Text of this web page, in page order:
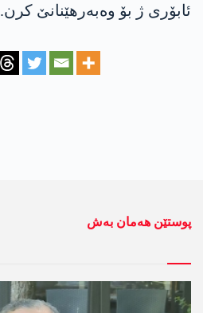
ئابۆری ژ بۆ وەبەرھێنانێ کرن.
پوستێن ھەمان بەش